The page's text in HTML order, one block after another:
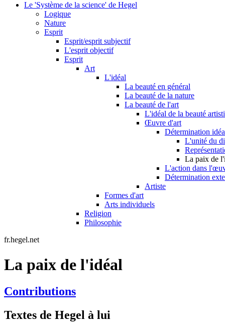
Le 'Système de la science' de Hegel
Logique
Nature
Esprit
Esprit/esprit subjectif
L'esprit objectif
Esprit
Art
L'idéal
La beauté en général
La beauté de la nature
La beauté de l'art
L'idéal de la beauté
Œuvre d'art
Détermination
L'unité du
La paix de
L'action dans
Détermination
Artiste
Formes d'art
Arts individuels
Religion
Philosophie
fr.hegel.net
La paix de l'idéal
Contributions
Textes de Hegel à lui